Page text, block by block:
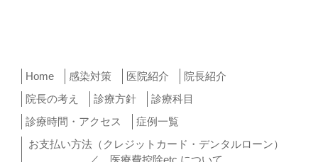
Home 感染対策 医院紹介
院長紹介
院長の考え
診療方針
診療科目
診療時間・アクセス
症例一覧
お支払い方法（クレジットカード・デンタルローン）
／ 医療費控除etc.について